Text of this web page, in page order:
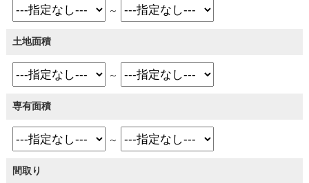
～
土地面積
～
専有面積
～
間取り